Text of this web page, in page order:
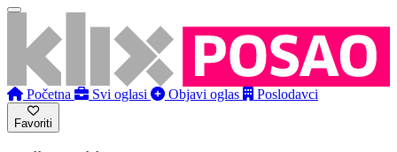
Početna Svi oglasi Objavi oglas Poslodavci
Favoriti